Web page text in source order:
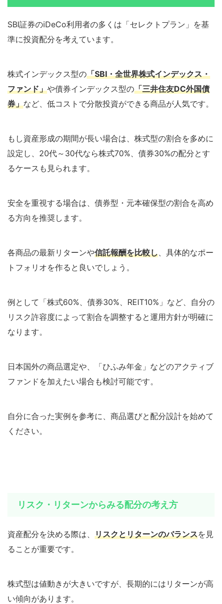
SBI証券のiDeCo利用者の多くは「セレクトプラン」を基
準に投資配分を考えています。
株式インデックス型の「SBI・全世界株式インデックス・
ファンド」や債券インデックス型の「三井住友DC外国債
券」など、低コストで分散投資ができる商品が人気です。
もし資産形成の期間が長い場合は、株式型の割合を多めに
設定し、20代～30代なら株式70%、債券30%の配分とす
るケースも見られます。
安全を重視する場合は、債券型・元本確保型の割合を高め
る方向を推奨します。
各商品の最新リターンや信託報酬を比較し 、具体的なポー
トフォリオを作ると良いでしょう。
例として「株式60%、債券30%、REIT10%」など、自分の
リスク許容度によって割合を調整すると運用方針が明確に
なります。
日本国外の商品選定や、「ひふみ年金」などのアクティブ
ファンドを加えたい場合も検討可能です。
自分に合った実例を参考に、商品選びと配分設計を始めて
ください。
リスク・リターンからみる配分の考え方
資産配分を決める際は、 リスクとリターンのバランスを見
ることが重要です。
株式型は値動きが大きいですが、長期的にはリターンが高
い傾向があります。